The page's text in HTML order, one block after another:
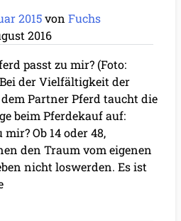
2015von Fuchs
2016
passt zu mir? (Foto:
der Vielfältigkeit der
Partner Pferd taucht die
beim Pferdekauf auf:
Ob 14 oder 48,
den Traum vom eigenen
nicht loswerden. Es ist